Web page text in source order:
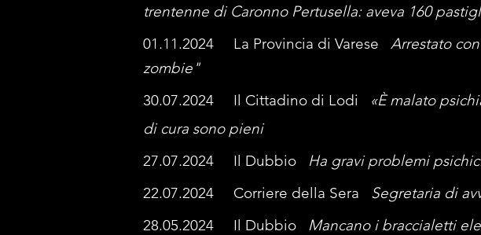
trentenne di Caronno Pertusella: aveva 160
01.11.2024 La Provincia di Varese
Arrestato
zombie"
30.07.2024 Il Cittadino di Lodi «È malato
di cura sono pieni
27.07.2024 Il Dubbio Ha gravi problemi
22.07.2024 Corriere della Sera Segretaria di
28.05.2024 Il Dubbio Mancano i braccialetti